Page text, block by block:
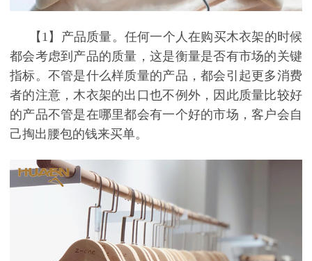
【1 】 产品质量。任何一个人在购买木衣架的时候
都会考虑到产品的质量，这是衡量是否有市场的关键
指标。不管是什么样质量的产品，都会引起更多消费
者的注意，木衣架的出口也不例外，因此质量比较好
的产品不管是在哪里都会有一个好的市场，客户会自
己掏出腰包的钱来买单。